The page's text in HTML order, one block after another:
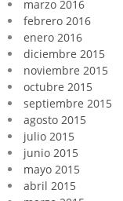
marzo 2016
febrero 2016
enero 2016
diciembre 2015
noviembre 2015
octubre 2015
septiembre 2015
agosto 2015
julio 2015
junio 2015
mayo 2015
abril 2015